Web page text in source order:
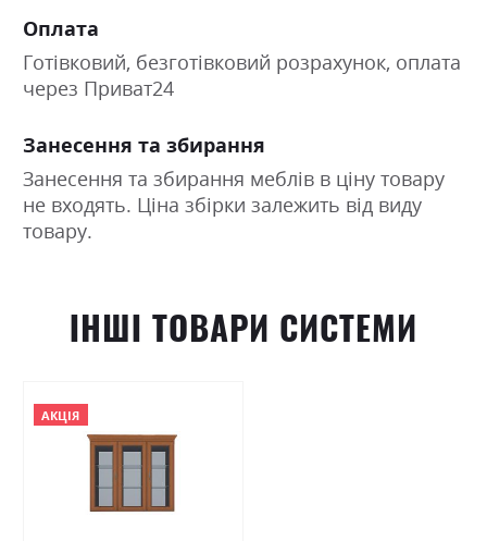
Оплата
Готівковий, безготівковий розрахунок, оплата
через Приват24
Занесення та збирання
Занесення та збирання меблів в ціну товару
не входять. Ціна збірки залежить від виду
товару.
ІНШІ ТОВАРИ СИСТЕМИ
АКЦІЯ